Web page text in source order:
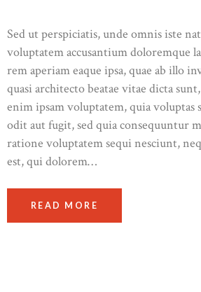
Sed ut perspiciatis, unde omnis iste
voluptatem accusantium doloremque
rem aperiam eaque ipsa, quae ab illo
quasi architecto beatae vitae dicta
enim ipsam voluptatem, quia voluptas
odit aut fugit, sed quia consequuntur
ratione voluptatem sequi nesciunt,
est, qui dolorem…
READ MORE